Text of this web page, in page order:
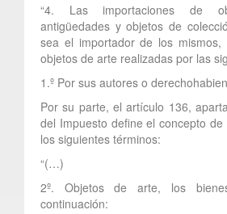
“4. Las importaciones de
antigüedades y objetos de
sea el importador de los
objetos de arte realizadas por las
1.º Por sus autores o
Por su parte, el artículo 136,
del Impuesto define el concepto
los siguientes términos:
“(…)
2º. Objetos de arte, los
continuación: